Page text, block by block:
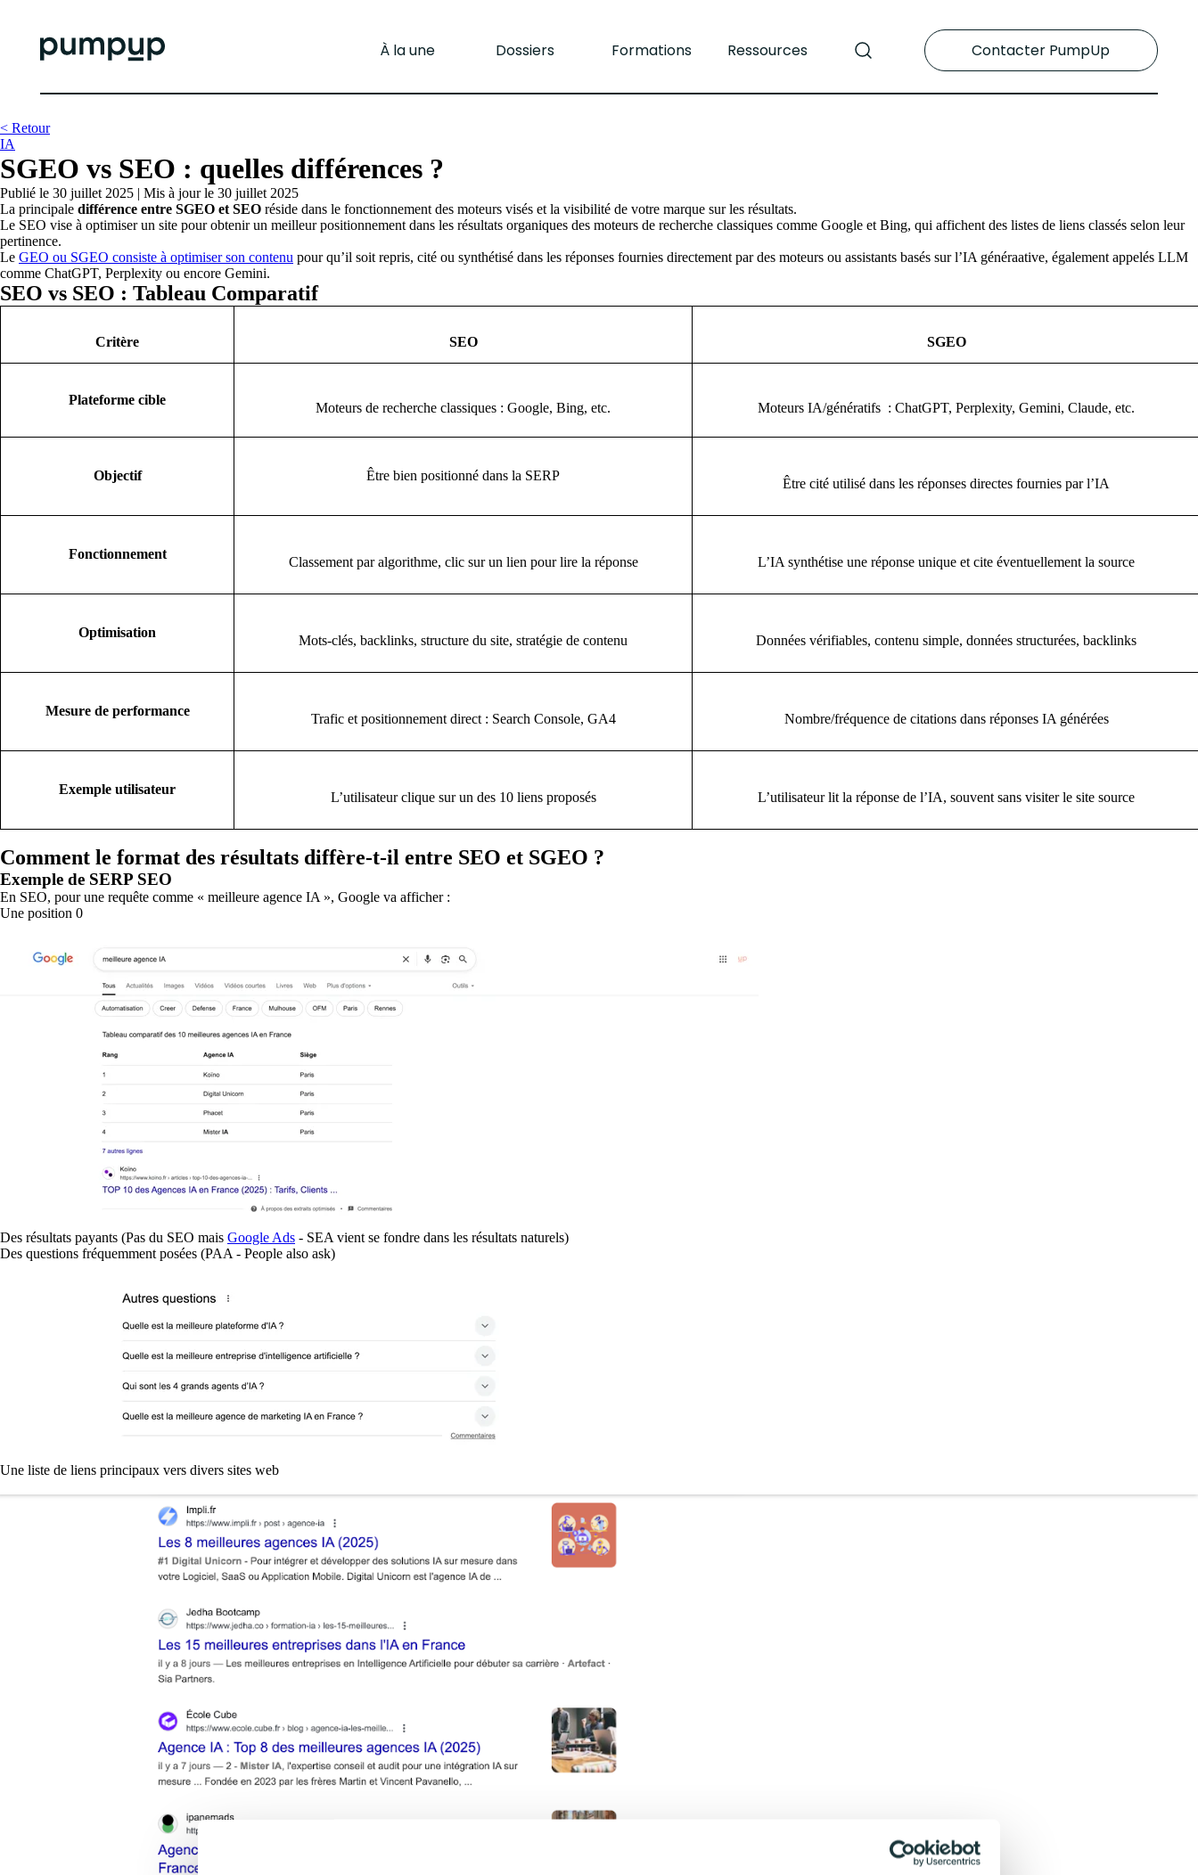
À la une Dossiers Formations Ressources Contacter PumpUp
< Retour
IA
SGEO vs SEO : quelles différences ?
Publié le 30 juillet 2025 | Mis à jour le 30 juillet 2025
La principale différence entre SGEO et SEO réside dans le fonctionnement des moteurs visés et la visibilité de votre marque sur les résultats.
Le SEO vise à optimiser un site pour obtenir un meilleur positionnement dans les résultats organiques des moteurs de recherche classiques comme Google et Bing, qui affichent des listes de liens classés selon leur
pertinence.
Le GEO ou SGEO consiste à optimiser son contenu pour qu’il soit repris, cité ou synthétisé dans les réponses fournies directement par des moteurs ou assistants basés sur l’IA généraative, également appelés LLM
comme ChatGPT, Perplexity ou encore Gemini.
SEO vs SEO : Tableau Comparatif
Critère SEO SGEO
Plateforme cible
Moteurs de recherche classiques : Google, Bing, etc. Moteurs IA/génératifs : ChatGPT, Perplexity, Gemini, Claude, etc.
Objectif Être bien positionné dans la SERP
Être cité utilisé dans les réponses directes fournies par l’IA
Fonctionnement
Classement par algorithme, clic sur un lien pour lire la réponse L’IA synthétise une réponse unique et cite éventuellement la source
Optimisation
Mots-clés, backlinks, structure du site, stratégie de contenu Données vérifiables, contenu simple, données structurées, backlinks
Mesure de performance
Trafic et positionnement direct : Search Console, GA4 Nombre/fréquence de citations dans réponses IA générées
Exemple utilisateur
L’utilisateur clique sur un des 10 liens proposés L’utilisateur lit la réponse de l’IA, souvent sans visiter le site source
Comment le format des résultats diffère-t-il entre SEO et SGEO ?
Exemple de SERP SEO
En SEO, pour une requête comme « meilleure agence IA », Google va afficher :
Une position 0
Des résultats payants (Pas du SEO mais Google Ads - SEA vient se fondre dans les résultats naturels)
Des questions fréquemment posées (PAA - People also ask)
Une liste de liens principaux vers divers sites web